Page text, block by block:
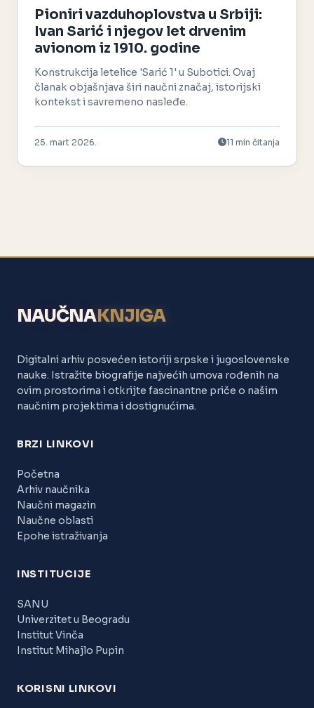
Pioniri vazduhoplovstva u Srbiji:
Ivan Sarić i njegov let drvenim
avionom iz 1910. godine
Konstrukcija letelice 'Sarić 1' u Subotici. Ovaj
članak objašnjava širi naučni značaj, istorijski
kontekst i savremeno nasleđe.
25. mart 2026. 11 min čitanja
NAUČNAKNJIGA
Digitalni arhiv posvećen istoriji srpske i jugoslovenske
nauke. Istražite biografije najvećih umova rođenih na
ovim prostorima i otkrijte fascinantne priče o našim
naučnim projektima i dostignućima.
BRZI LINKOVI
Početna
Arhiv naučnika
Naučni magazin
Naučne oblasti
Epohe istraživanja
INSTITUCIJE
SANU
Univerzitet u Beogradu
Institut Vinča
Institut Mihajlo Pupin
KORISNI LINKOVI